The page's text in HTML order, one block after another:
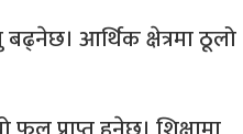
बढ्नेछ। आर्थिक क्षेत्रमा ठूलो